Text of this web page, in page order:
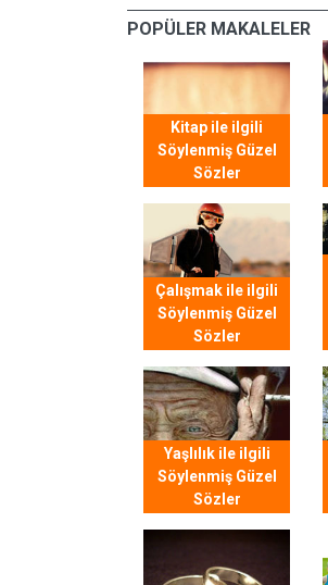
POPÜLER MAKALELER
Kitap ile ilgili
Söylenmiş Güzel
Sözler
Çalışmak ile ilgili
Söylenmiş Güzel
Sözler
Yaşlılık ile ilgili
Söylenmiş Güzel
Sözler